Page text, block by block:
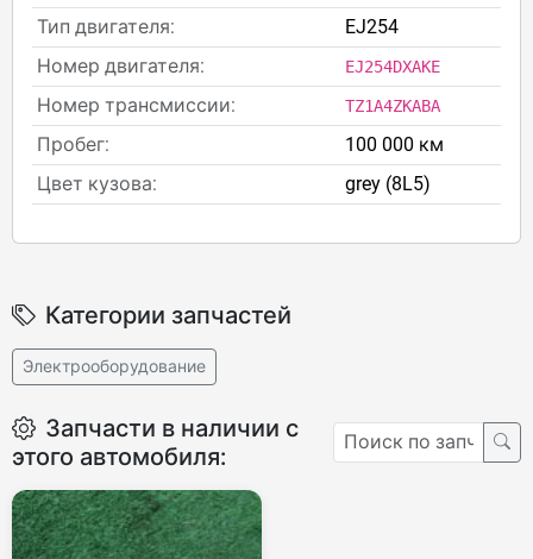
Тип двигателя:
EJ254
Номер двигателя:
EJ254DXAKE
Номер трансмиссии: TZ1A4ZKABA
Пробег:
100 000 км
Цвет кузова:
grey (8L5)
Категории запчастей
Электрооборудование
Запчасти в наличии с
этого автомобиля: